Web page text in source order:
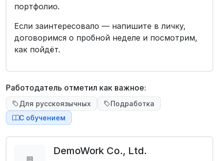
портфолио.
Если заинтересовало — напишите в личку,
договоримся о пробной неделе и посмотрим,
как пойдёт.
Работодатель отметил как важное:
Для русскоязычных
Подработка
С обучением
DemoWork Co., Ltd.